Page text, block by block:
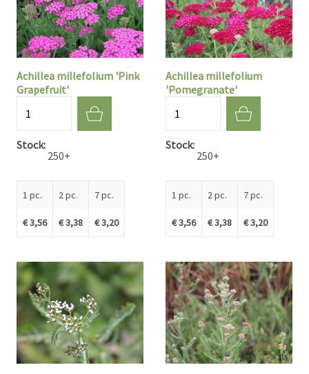
Achillea millefolium 'Pink
Grapefruit'
Stock
250+
1 pc.
€ 3,56
2 pc.
€ 3,38
7 pc.
€ 3,20
Achillea millefolium
'Pomegranate'
Stock
250+
1 pc.
€ 3,56
2 pc.
€ 3,38
7 pc.
€ 3,20